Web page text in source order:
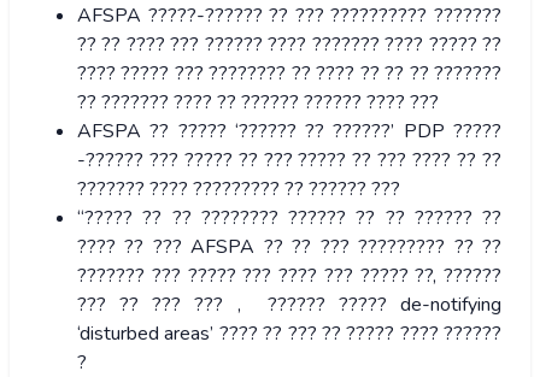
AFSPA ?????-?????? ?? ??? ?????????? ???????
?? ?? ???? ??? ?????? ???? ??????? ???? ????? ??
???? ????? ??? ???????? ?? ???? ?? ?? ?? ???????
?? ??????? ???? ?? ?????? ?????? ???? ???
AFSPA ?? ????? ‘?????? ?? ??????’ PDP ?????
-?????? ??? ????? ?? ??? ????? ?? ??? ???? ?? ??
??????? ???? ????????? ?? ?????? ???
“????? ?? ?? ???????? ?????? ?? ?? ?????? ??
???? ?? ??? AFSPA ?? ?? ??? ????????? ?? ??
??????? ??? ????? ??? ???? ??? ????? ??, ??????
??? ?? ??? ??? , ?????? ????? de-notifying
‘disturbed areas’ ???? ?? ??? ?? ????? ???? ??????
?